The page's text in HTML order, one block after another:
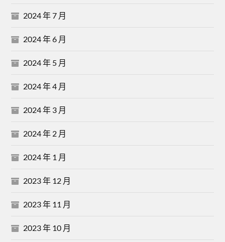
2024 年 7 月
2024 年 6 月
2024 年 5 月
2024 年 4 月
2024 年 3 月
2024 年 2 月
2024 年 1 月
2023 年 12 月
2023 年 11 月
2023 年 10 月